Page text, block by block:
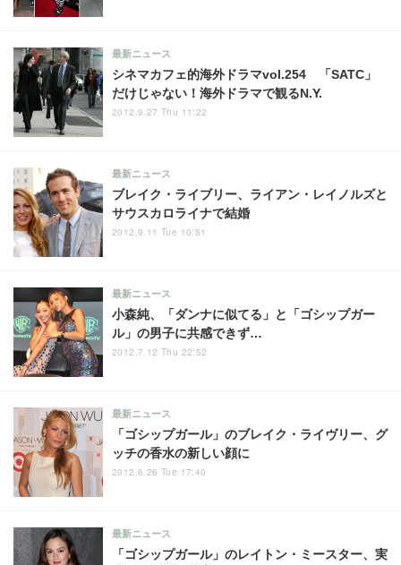
シネマカフェ的海外ドラマvol.254 「SATC」
だけじゃない！海外ドラマで観るN.Y.
最新ニュース
2012.9.27 Thu 11:22
ブレイク・ライブリー、ライアン・レイノルズと
サウスカロライナで結婚
最新ニュース
2012.9.11 Tue 10:51
小森純、「ダンナに似てる」と「ゴシップガー
ル」の男子に共感できず…
最新ニュース
2012.7.12 Thu 22:52
「ゴシップガール」のブレイク・ライヴリー、グ
ッチの香水の新しい顔に
最新ニュース
2012.6.26 Tue 17:40
「ゴシップガール」のレイトン・ミースター、実
最新ニュース